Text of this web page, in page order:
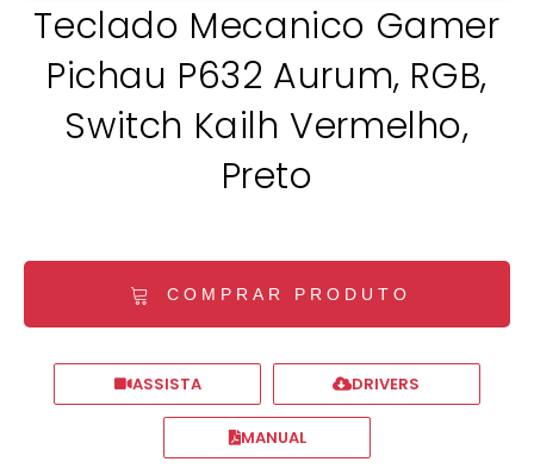
Teclado Mecanico Gamer
Pichau P632 Aurum, RGB,
Switch Kailh Vermelho,
Preto
COMPRAR PRODUTO
ASSISTA DRIVERS
MANUAL